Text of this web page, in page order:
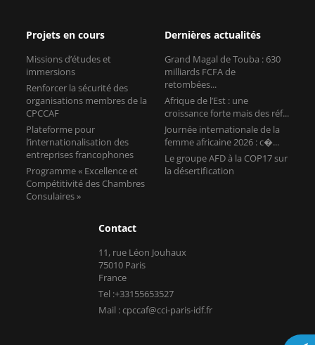
Projets en cours
Missions d’études et
immersions
Renforcer la sécurité des
organisations membres de la
CPCCAF
Plateforme pour
l’internationalisation des
entreprises francophones
Programme « Excellence et
Compétitivité des Chambres
Consulaires »
Dernières actualités
Grand Magal de Touba : 630
milliards FCFA de
retombées...
Afrique de l’Est : une
croissance forte mais des réf...
Journée internationale de la
femme africaine 2026 : c�...
Le groupe AFD à la COP17 sur
la désertification
Contact
11, rue Léon Jouhaux
75010 Paris
France
Tel :+33155653527
Mail : cpccaf@cci-paris-idf.fr